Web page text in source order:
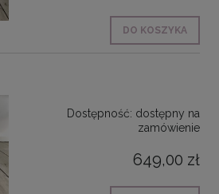
DO KOSZYKA
Dostępność: dostępny na
zamówienie
649,00 zł